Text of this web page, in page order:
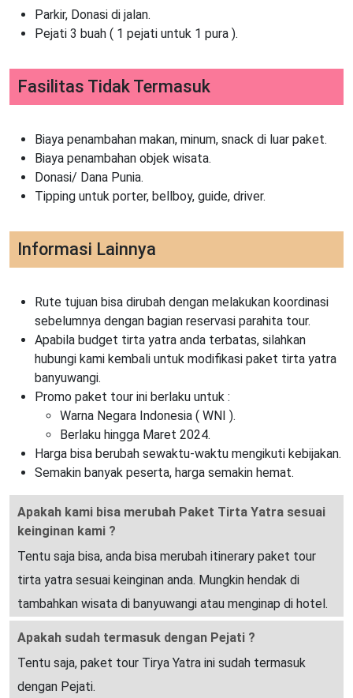
Parkir, Donasi di jalan.
Pejati 3 buah ( 1 pejati untuk 1 pura ).
Fasilitas Tidak Termasuk
Biaya penambahan makan, minum, snack di luar paket.
Biaya penambahan objek wisata.
Donasi/ Dana Punia.
Tipping untuk porter, bellboy, guide, driver.
Informasi Lainnya
Rute tujuan bisa dirubah dengan melakukan koordinasi
sebelumnya dengan bagian reservasi parahita tour.
Apabila budget tirta yatra anda terbatas, silahkan
hubungi kami kembali untuk modifikasi paket tirta yatra
banyuwangi.
Promo paket tour ini berlaku untuk :
Warna Negara Indonesia ( WNI ).
Berlaku hingga Maret 2024.
Harga bisa berubah sewaktu-waktu mengikuti kebijakan.
Semakin banyak peserta, harga semakin hemat.
Apakah kami bisa merubah Paket Tirta Yatra sesuai
keinginan kami ?
Tentu saja bisa, anda bisa merubah itinerary paket tour
tirta yatra sesuai keinginan anda. Mungkin hendak di
tambahkan wisata di banyuwangi atau menginap di hotel.
Apakah sudah termasuk dengan Pejati ?
Tentu saja, paket tour Tirya Yatra ini sudah termasuk
dengan Pejati.